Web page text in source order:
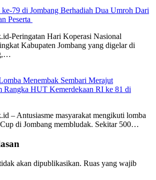
ke-79 di Jombang Berhadiah Dua Umroh Dari
Peserta
Peringatan Hari Koperasi Nasional
Kabupaten Jombang yang digelar di
Menembak Sembari Merajut
Rangka HUT Kemerdekaan RI ke 81 di
– Antusiasme masyarakat mengikuti lomba
di Jombang membludak. Sekitar 500…
akan dipublikasikan. Ruas yang wajib